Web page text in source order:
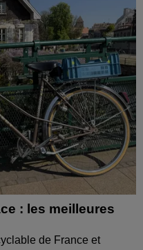
: les meilleures
de France et